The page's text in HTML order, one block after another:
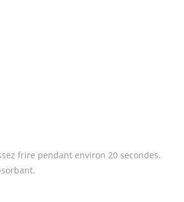
frire pendant environ 20 secondes.